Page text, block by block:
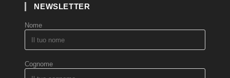
NEWSLETTER
Nome
Cognome